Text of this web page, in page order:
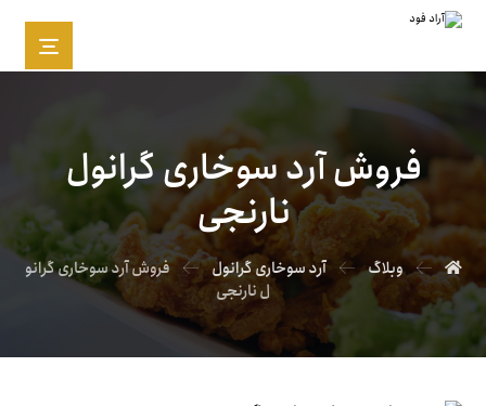
فروش آرد سوخاری گرانول
نارنجی
وبلاگ آرد سوخاری گرانول
فروش آرد سوخاری گرانو
ل نارنجی